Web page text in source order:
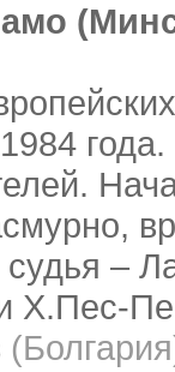
судья –
Х.Пес-